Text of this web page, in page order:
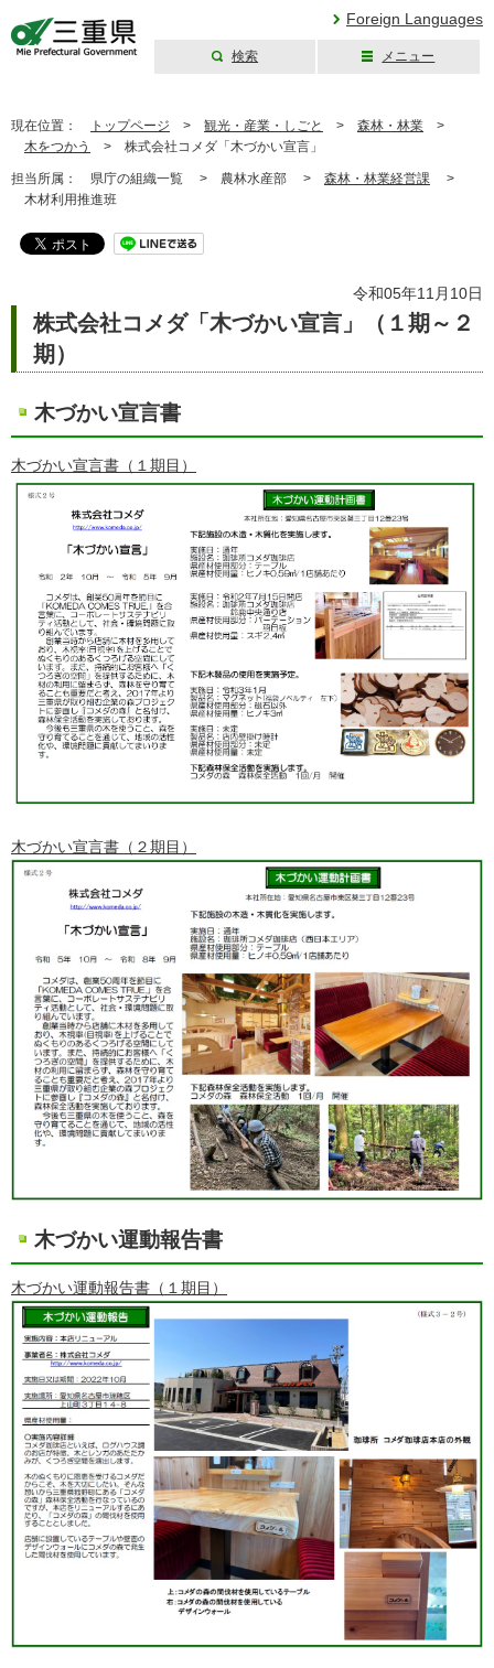
Foreign Languages
検索 メニュー
現在位置： トップページ > 観光・産業・しごと > 森林・林業 >
木をつかう
> 株式会社コメダ「木づかい宣言」
担当所属： 県庁の組織一覧 > 農林水産部 > 森林・林業経営課 >
木材利用推進班
令和05年11月10日
株式会社コメダ「木づかい宣言」（１期～２
期）
木づかい宣言書
木づかい宣言書（１期目）
木づかい宣言書（２期目）
木づかい運動報告書
木づかい運動報告書（１期目）